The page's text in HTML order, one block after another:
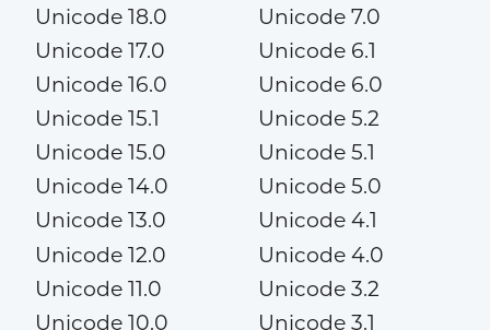
Unicode 18.0
Unicode 17.0
Unicode 16.0
Unicode 15.1
Unicode 15.0
Unicode 14.0
Unicode 13.0
Unicode 12.0
Unicode 11.0
Unicode 10.0
Unicode 7.0
Unicode 6.1
Unicode 6.0
Unicode 5.2
Unicode 5.1
Unicode 5.0
Unicode 4.1
Unicode 4.0
Unicode 3.2
Unicode 3.1